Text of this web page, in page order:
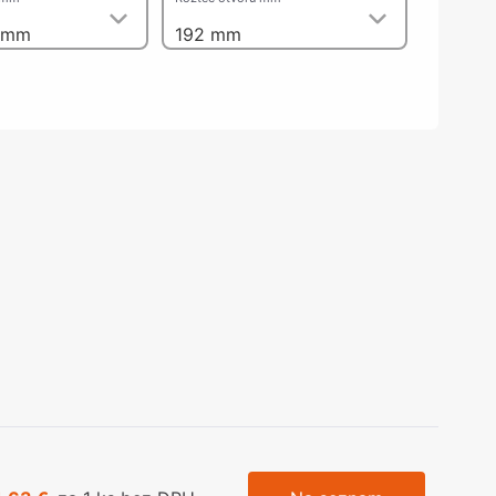
nohy, Nábytkové nohy a
nastavení
kování
192 mm